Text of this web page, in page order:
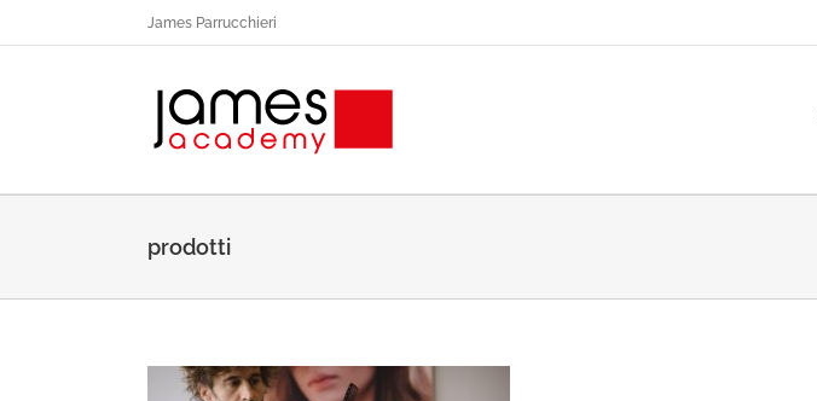
James Parrucchieri
prodotti